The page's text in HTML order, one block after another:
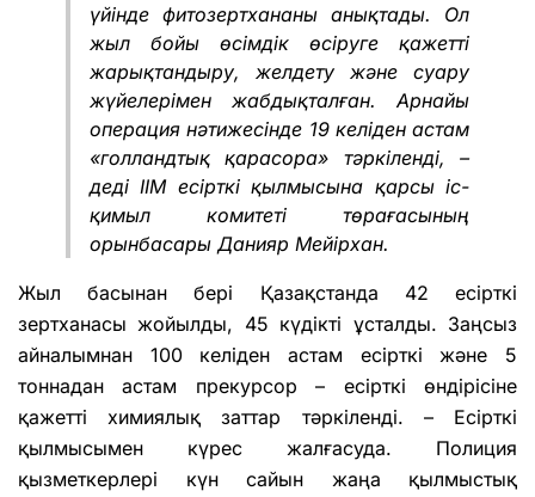
үйінде фитозертхананы анықтады. Ол
жыл бойы өсімдік өсіруге қажетті
жарықтандыру, желдету және суару
жүйелерімен жабдықталған. Арнайы
операция нәтижесінде 19 келіден астам
«голландтық қарасора» тәркіленді, –
деді ІІМ есірткі қылмысына қарсы іс-
қимыл комитеті төрағасының
орынбасары Данияр Мейірхан.
Жыл басынан бері Қазақстанда 42 есірткі
зертханасы жойылды, 45 күдікті ұсталды. Заңсыз
айналымнан 100 келіден астам есірткі және 5
тоннадан астам прекурсор – есірткі өндірісіне
қажетті химиялық заттар тәркіленді. – Есірткі
қылмысымен күрес жалғасуда. Полиция
қызметкерлері күн сайын жаңа қылмыстық